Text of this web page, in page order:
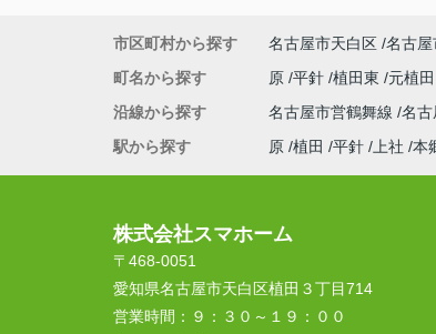
市区町村から探す 名古屋市天白区 名古
町名から探す
原 平針 植田東 元植田
沿線から探す
名古屋市営鶴舞線 名古
駅から探す
原 植田 平針 上社 本
株式会社スマホーム
〒468-0051
愛知県名古屋市天白区植田３丁目714
営業時間： ９：３０～１９：００